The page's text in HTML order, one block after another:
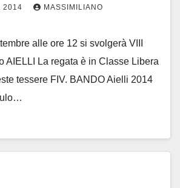
2014 MASSIMILIANO
alle ore 12 si svolgerà VIII
AIELLI La regata è in Classe Libera
tessere FIV. BANDO Aielli 2014